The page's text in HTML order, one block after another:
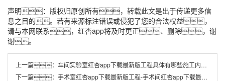
声明：版权归原创所有，转载此文是出于传递更多信
息之目的。若有来源标注错误或侵犯了您的合法权益，
请与本网联系，红杏app将及时更正、删除，谢
谢。
上一篇： 车间实验室红杏app下载最新版工程具体有哪些施工内容？
下一篇： 手术室红杏app下载最新版工程-手术间红杏app下载最新版工程